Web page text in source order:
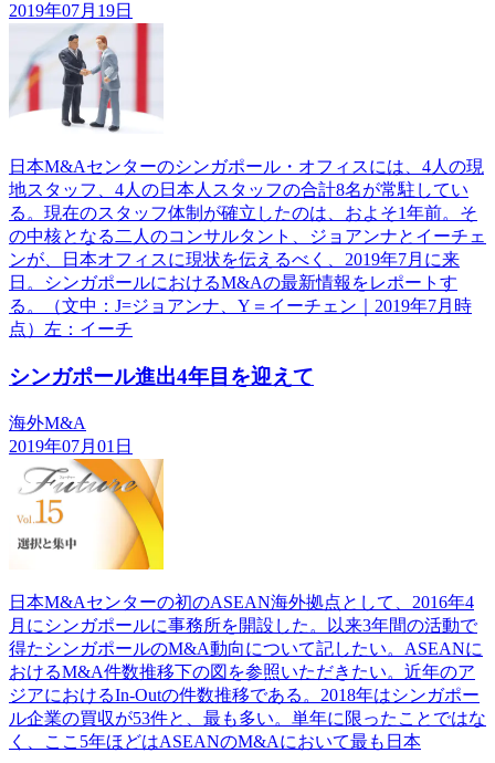
2019年07月19日
日本M&Aセンターのシンガポール・オフィスには、4人の現
地スタッフ、4人の日本人スタッフの合計8名が常駐してい
る。現在のスタッフ体制が確立したのは、およそ1年前。そ
の中核となる二人のコンサルタント、ジョアンナとイーチェ
ンが、日本オフィスに現状を伝えるべく、2019年7月に来
日。シンガポールにおけるM&Aの最新情報をレポートす
る。（文中：J=ジョアンナ、Y＝イーチェン｜2019年7月時
点）左：イーチ
シンガポール進出4年目を迎えて
海外M&A
2019年07月01日
日本M&Aセンターの初のASEAN海外拠点として、2016年4
月にシンガポールに事務所を開設した。以来3年間の活動で
得たシンガポールのM&A動向について記したい。ASEANに
おけるM&A件数推移下の図を参照いただきたい。近年のア
ジアにおけるIn-Outの件数推移である。2018年はシンガポー
ル企業の買収が53件と、最も多い。単年に限ったことではな
く、ここ5年ほどはASEANのM&Aにおいて最も日本